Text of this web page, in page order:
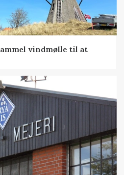
vindmølle til at